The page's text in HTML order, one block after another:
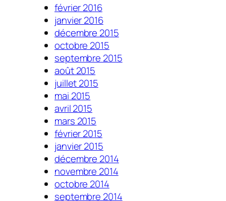
février 2016
janvier 2016
décembre 2015
octobre 2015
septembre 2015
août 2015
juillet 2015
mai 2015
avril 2015
mars 2015
février 2015
janvier 2015
décembre 2014
novembre 2014
octobre 2014
septembre 2014